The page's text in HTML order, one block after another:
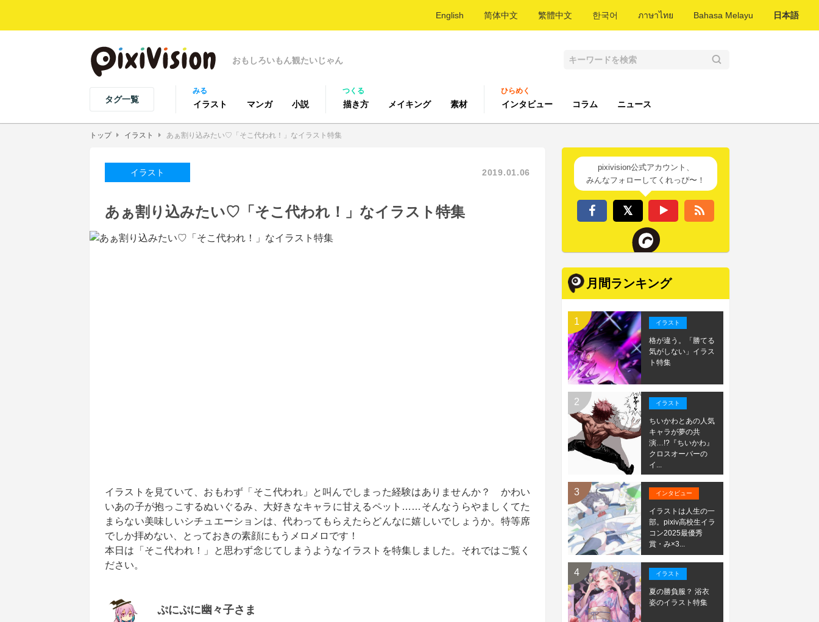
English 简体中文 繁體中文 한국어 ภาษาไทย Bahasa Melayu 日本語
おもしろいもん観たいじゃん
タグ一覧
みる
イラスト マンガ 小説
つくる
描き方 メイキング 素材
ひらめく
インタビュー コラム ニュース
トップ イラスト あぁ割り込みたい♡「そこ代われ！」なイラスト特集
イラスト 2019.01.06
あぁ割り込みたい♡「そこ代われ！」なイラスト特集
イラストを見ていて、おもわず「そこ代われ」と叫んでしまった経験はありませんか？ かわい
いあの子が抱っこするぬいぐるみ、大好きなキャラに甘えるペット……そんなうらやましくてた
まらない美味しいシチュエーションは、代わってもらえたらどんなに嬉しいでしょうか。特等席
でしか拝めない、とっておきの素顔にもうメロメロです！
本日は「そこ代われ！」と思わず念じてしまうようなイラストを特集しました。それではご覧く
ださい。
ぷにぷに幽々子さま
pixivision公式アカウント、
みんなフォローしてくれっぴ〜！
月間ランキング
イラスト
格が違う。「勝てる
気がしない」イラス
ト特集
イラスト
ちいかわとあの人気
キャラが夢の共
演…!?『ちいかわ』
クロスオーバーの
イ...
インタビュー
イラストは人生の一
部。pixiv高校生イラ
コン2025最優秀
賞・み×3...
イラスト
夏の勝負服？ 浴衣
姿のイラスト特集